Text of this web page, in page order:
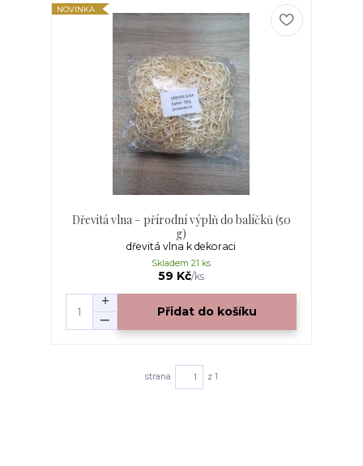
NOVINKA
Dřevitá vlna – přírodní výplň do balíčků (50
g)
dřevitá vlna k dekoraci
59 Kč/ks
Skladem 21 ks
Přidat do košíku
strana z 1